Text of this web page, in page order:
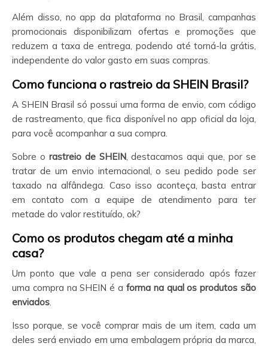
Além disso, no app da plataforma no Brasil, campanhas
promocionais disponibilizam ofertas e promoções que
reduzem a taxa de entrega, podendo até torná-la grátis,
independente do valor gasto em suas compras.
Como funciona o rastreio da SHEIN Brasil?
A SHEIN Brasil só possui uma forma de envio, com código
de rastreamento, que fica disponível no app oficial da loja,
para você acompanhar a sua compra.
Sobre o rastreio de SHEIN, destacamos aqui que, por se
tratar de um envio internacional, o seu pedido pode ser
taxado na alfândega. Caso isso aconteça, basta entrar
em contato com a equipe de atendimento para ter
metade do valor restituído, ok?
Como os produtos chegam até a minha
casa?
Um ponto que vale a pena ser considerado após fazer
uma compra na SHEIN é a forma na qual os produtos são
enviados.
Isso porque, se você comprar mais de um item, cada um
deles será enviado em uma embalagem própria da marca,